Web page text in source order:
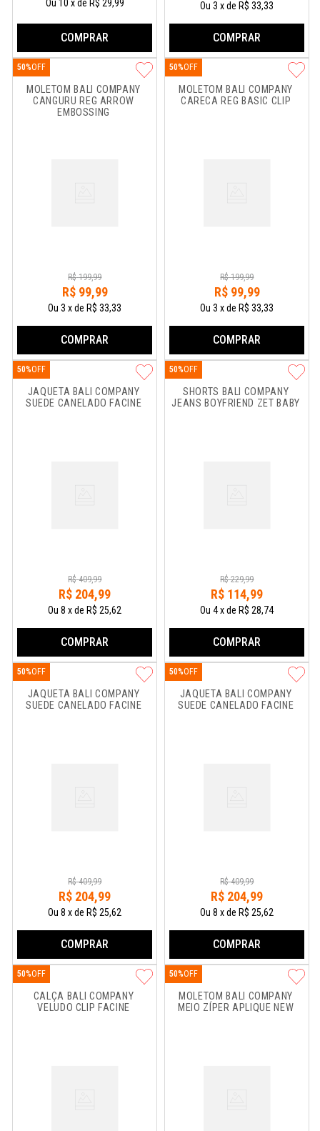
Ou 10 xde R$ 29,99
COMPRAR
Ou3 xde R$ 33,33
COMPRAR
MOLETOM BALI COMPANY
CANGURU REG ARROW
EMBOSSING
50%
R$ 199,99
R$ 99,99
Ou3 xde R$ 33,33
COMPRAR
MOLETOM BALI COMPANY
CARECA REG BASIC CLIP
50%
R$ 199,99
R$ 99,99
Ou3 xde R$ 33,33
COMPRAR
JAQUETA BALI COMPANY
SUEDE CANELADO FACINE
50%
R$ 409,99
R$ 204,99
Ou8 xde R$ 25,62
COMPRAR
SHORTS BALI COMPANY
JEANS BOYFRIEND ZET BABY
50%
R$ 229,99
R$ 114,99
Ou4xde R$ 28,74
COMPRAR
JAQUETA BALI COMPANY
SUEDE CANELADO FACINE
50%
R$ 409,99
R$ 204,99
Ou8 xde R$ 25,62
COMPRAR
JAQUETA BALI COMPANY
SUEDE CANELADO FACINE
50%
R$ 409,99
R$ 204,99
Ou8 xde R$ 25,62
COMPRAR
CALÇA BALI COMPANY
VELUDO CLIP FACINE
50%
MOLETOM BALI COMPANY
MEIO ZÍPER APLIQUE NEW
50%